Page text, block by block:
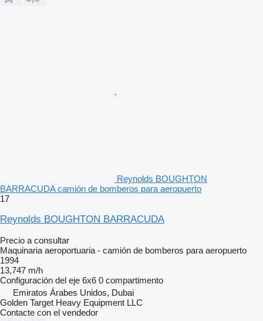
Reynolds BOUGHTON
BARRACUDA camión de bomberos para aeropuerto
17
Reynolds BOUGHTON BARRACUDA
Precio a consultar
Maquinaria aeroportuaria - camión de bomberos para aeropuerto
1994
13,747 m/h
Configuración del eje 6x6 0 compartimento
Emiratos Árabes Unidos, Dubai
Golden Target Heavy Equipment LLC
Contacte con el vendedor